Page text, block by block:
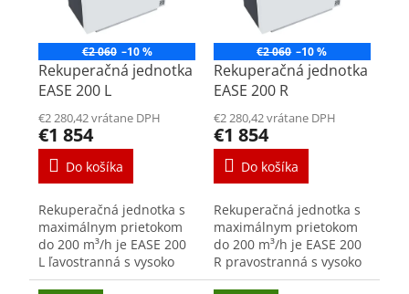
d
u
o
€2 060 –10 %
Rekuperačná jednotka
EASE 200 L
€2 280,42 vrátane DPH
€1 854
Do košíka
Rekuperačná jednotka s
maximálnym prietokom
do 200 m³/h je EASE 200
L ľavostranná s vysoko
efektívnym zariadením
€2 060 –10 %
Rekuperačná jednotka
EASE 200 R
€2 280,42 vrátane DPH
€1 854
Do košíka
Rekuperačná jednotka s
maximálnym prietokom
do 200 m³/h je EASE 200
R pravostranná s vysoko
efektívnym zariadením